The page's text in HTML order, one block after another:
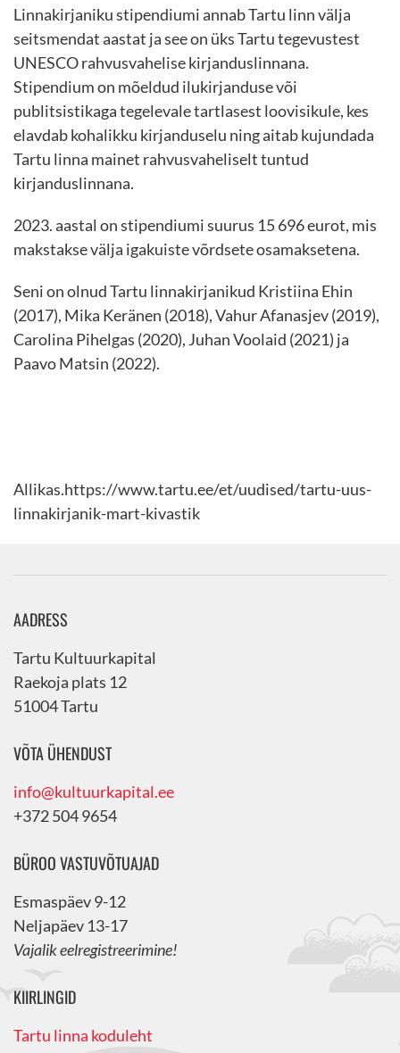
Linnakirjaniku stipendiumi annab Tartu linn välja
seitsmendat aastat ja see on üks Tartu tegevustest
UNESCO rahvusvahelise kirjanduslinnana.
Stipendium on mõeldud ilukirjanduse või
publitsistikaga tegelevale tartlasest loovisikule, kes
elavdab kohalikku kirjanduselu ning aitab kujundada
Tartu linna mainet rahvusvaheliselt tuntud
kirjanduslinnana.
2023. aastal on stipendiumi suurus 15 696 eurot, mis
makstakse välja igakuiste võrdsete osamaksetena.
Seni on olnud Tartu linnakirjanikud Kristiina Ehin
(2017), Mika Keränen (2018), Vahur Afanasjev (2019),
Carolina Pihelgas (2020), Juhan Voolaid (2021) ja
Paavo Matsin (2022).
Allikas.https://www.tartu.ee/et/uudised/tartu-uus-
linnakirjanik-mart-kivastik
AADRESS
Tartu Kultuurkapital
Raekoja plats 12
51004 Tartu
VÕTA ÜHENDUST
info@kultuurkapital.ee
+372 504 9654
BÜROO VASTUVÕTUAJAD
Esmaspäev 9-12
Neljapäev 13-17
Vajalik eelregistreerimine!
KIIRLINGID
Tartu linna koduleht